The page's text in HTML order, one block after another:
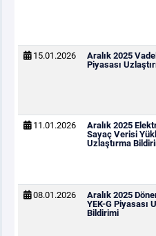
15.01.2026
Aralık 2025
Piyasası
11.01.2026
Aralık 2025
Sayaç Verisi
Uzlaştırma
08.01.2026
Aralık 2025
YEK-G Piyasası
Bildirimi